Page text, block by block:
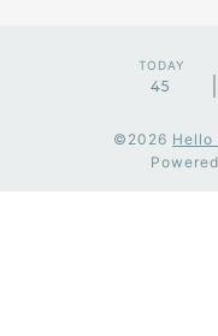
TODAY
45
©2026 Hello